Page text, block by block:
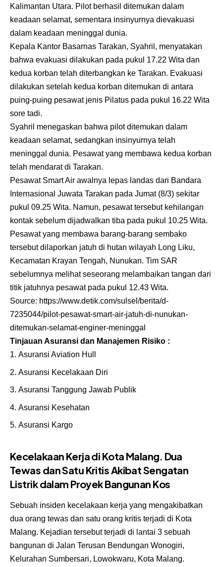
Kalimantan Utara. Pilot berhasil ditemukan dalam
keadaan selamat, sementara insinyurnya dievakuasi
dalam keadaan meninggal dunia.
Kepala Kantor Basarnas Tarakan, Syahril, menyatakan
bahwa evakuasi dilakukan pada pukul 17.22 Wita dan
kedua korban telah diterbangkan ke Tarakan. Evakuasi
dilakukan setelah kedua korban ditemukan di antara
puing-puing pesawat jenis Pilatus pada pukul 16.22 Wita
sore tadi.
Syahril menegaskan bahwa pilot ditemukan dalam
keadaan selamat, sedangkan insinyurnya telah
meninggal dunia. Pesawat yang membawa kedua korban
telah mendarat di Tarakan.
Pesawat Smart Air awalnya lepas landas dari Bandara
Internasional Juwata Tarakan pada Jumat (8/3) sekitar
pukul 09.25 Wita. Namun, pesawat tersebut kehilangan
kontak sebelum dijadwalkan tiba pada pukul 10.25 Wita.
Pesawat yang membawa barang-barang sembako
tersebut dilaporkan jatuh di hutan wilayah Long Liku,
Kecamatan Krayan Tengah, Nunukan. Tim SAR
sebelumnya melihat seseorang melambaikan tangan dari
titik jatuhnya pesawat pada pukul 12.43 Wita.
Source: https://www.detik.com/sulsel/berita/d-
7235044/pilot-pesawat-smart-air-jatuh-di-nunukan-
ditemukan-selamat-enginer-meninggal
Tinjauan Asuransi dan Manajemen Risiko :
Asuransi Aviation Hull
Asuransi Kecelakaan Diri
Asuransi Tanggung Jawab Publik
Asuransi Kesehatan
Asuransi Kargo
Kecelakaan Kerja di Kota Malang. Dua
Tewas dan Satu Kritis Akibat Sengatan
Listrik dalam Proyek Bangunan Kos
Sebuah insiden kecelakaan kerja yang mengakibatkan
dua orang tewas dan satu orang kritis terjadi di Kota
Malang. Kejadian tersebut terjadi di lantai 3 sebuah
bangunan di Jalan Terusan Bendungan Wonogiri,
Kelurahan Sumbersari, Lowokwaru, Kota Malang.